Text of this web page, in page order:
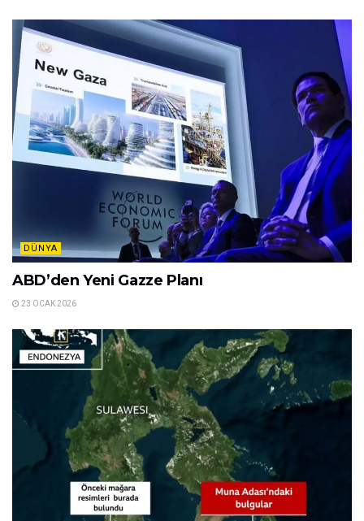
DÜNYA
ABD’den Yeni Gazze Planı
23 OCAK 2026